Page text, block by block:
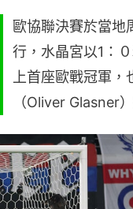
歐協聯決賽於當地
行，水晶宮以1：
上首座歐戰冠軍
（Oliver Glasner